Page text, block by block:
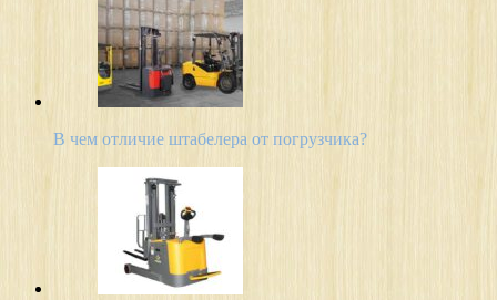
В чем отличие штабелера от погрузчика?